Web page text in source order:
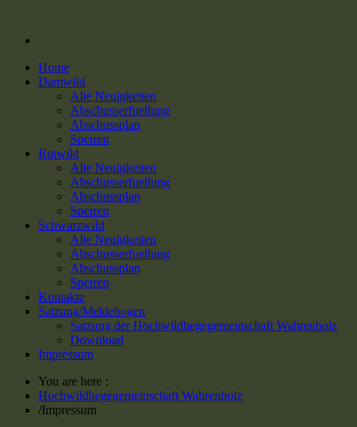
Home
Damwild
Alle Neuigkeiten
Abschusserfuellung
Abschussplan
Sperren
Rotwild
Alle Neuigkeiten
Abschusserfuellung
Abschussplan
Sperren
Schwarzwild
Alle Neuigkeiten
Abschusserfuellung
Abschussplan
Sperren
Kontakte
Satzung/Meldebogen
Satzung der Hochwildhegegemeinschaft Wahrenholz
Download
Impressum
You are here :
Hochwildhegegemeinschaft Wahrenholz
/Impressum